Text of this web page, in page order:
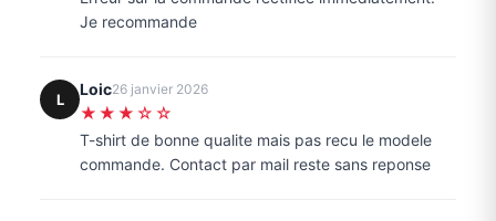
Je recommande
L
Loic26 janvier 2026
★★★☆☆
T-shirt de bonne qualite mais pas recu le modele
commande. Contact par mail reste sans reponse